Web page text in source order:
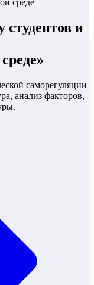
среде
студентов и
»
саморегуляции
анализ факторов,